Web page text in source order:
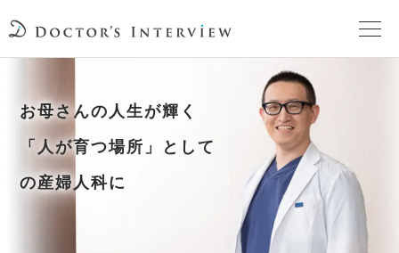
頼れるドクターが教える治療法
街の頼れるドクターたち
お母さんの人生が輝く
「人が育つ場所」として
の産婦人科に